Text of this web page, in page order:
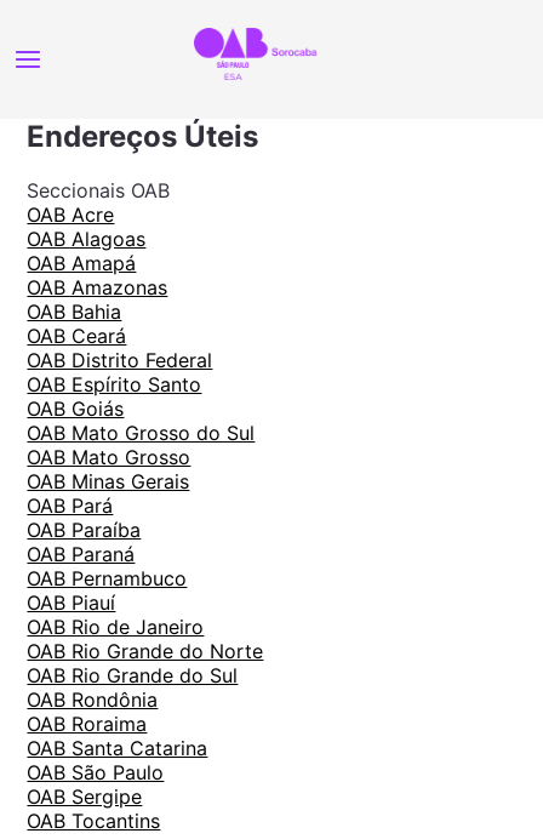
Endereços Úteis
Seccionais OAB
OAB Acre
OAB Alagoas
OAB Amapá
OAB Amazonas
OAB Bahia
OAB Ceará
OAB Distrito Federal
OAB Espírito Santo
OAB Goiás
OAB Mato Grosso do Sul
OAB Mato Grosso
OAB Minas Gerais
OAB Pará
OAB Paraíba
OAB Paraná
OAB Pernambuco
OAB Piauí
OAB Rio de Janeiro
OAB Rio Grande do Norte
OAB Rio Grande do Sul
OAB Rondônia
OAB Roraima
OAB Santa Catarina
OAB São Paulo
OAB Sergipe
OAB Tocantins